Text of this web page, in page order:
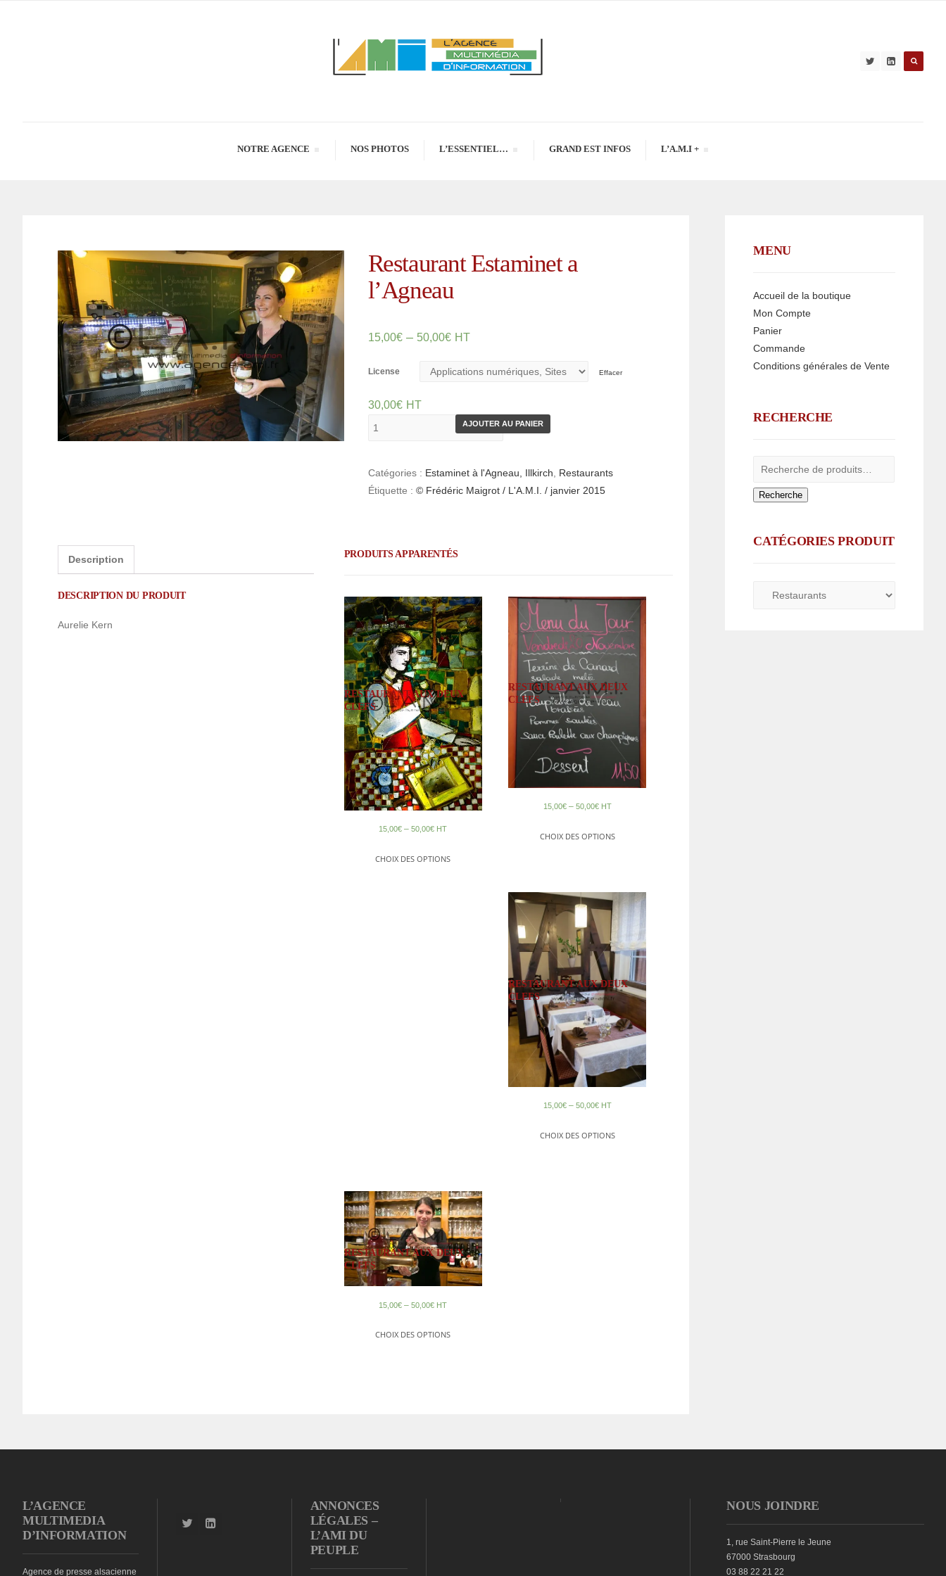
NOTRE AGENCE NOS PHOTOS L’ESSENTIEL… GRAND EST INFOS L’A.M.I +
Restaurant Estaminet a
l’Agneau
15,00€– 50,00€ HT
License Effacer
30,00€ HT
AJOUTER AU PANIER
Catégories : Estaminet à l'Agneau, Illkirch
Restaurants
Étiquette : © Frédéric Maigrot / L'A.M.I. / janvier 2015
Description
DESCRIPTION DU PRODUIT
Aurelie Kern
PRODUITS APPARENTÉS
RESTAURANT AUX DEUX
CLEFS
15,00€ –50,00€ HT
CHOIX DES OPTIONS
RESTAURANT AUX DEUX
CLEFS
15,00€– 50,00€ HT
CHOIX DES OPTIONS
RESTAURANT AUX DEUX
CLEFS
15,00€– 50,00€ HT
CHOIX DES OPTIONS
RESTAURANT AUX DEUX
CLEFS
15,00€ –50,00€ HT
CHOIX DES OPTIONS
MENU
Accueil de la boutique
Mon Compte
Panier
Commande
Conditions générales de Vente
RECHERCHE
Recherche
CATÉGORIES PRODUIT
L’AGENCE
MULTIMEDIA
D’INFORMATION
Agence de presse alsacienne
ANNONCES
LÉGALES –
L’AMI DU
PEUPLE
NOUS JOINDRE
1, rue Saint-Pierre le Jeune
67000 Strasbourg
03 88 22 21 22